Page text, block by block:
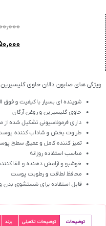
ویژگی های صابون دالان حاوی گلیسیرین و
شوینده ای بسیار با کیفیت و فوق
حاوی گلیسیرین و روغن آرگان
دارای فرمولاسیونی تشکیل شده
طراوت بخش و شاداب کننده
تمیز کننده کامل و عمیق سطح
مناسب استفاده روزانه
خوشبو و آرامش دهنده و القا
محافظ لطافت و رطوبت پوست
قابل استفاده برای شستشوی
توضیحات توضیحات تکمیلی برند